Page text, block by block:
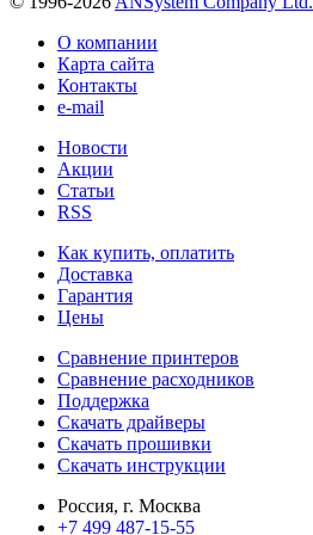
О компании
Карта сайта
Контакты
e-mail
Новости
Акции
Статьи
RSS
Как купить, оплатить
Доставка
Гарантия
Цены
Сравнение принтеров
Сравнение расходников
Поддержка
Скачать драйверы
Скачать прошивки
Скачать инструкции
Россия, г. Москва
+7 499 487-15-55